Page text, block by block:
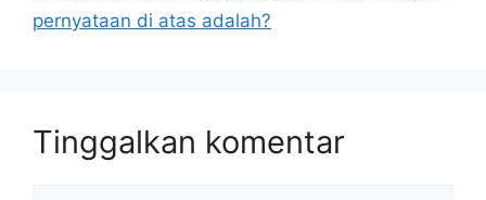
pernyataan di atas adalah?
Tinggalkan komentar